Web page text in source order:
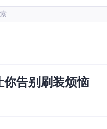
告别刷装烦恼